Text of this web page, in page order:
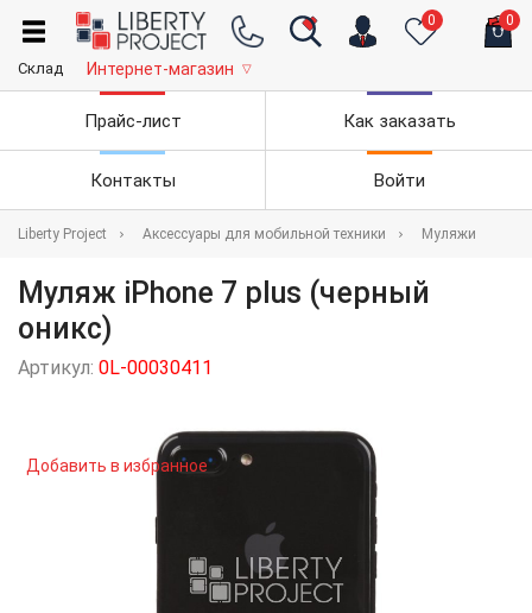
0 0
Склад Интернет-магазин ▽
Прайс-лист Как заказать
Контакты Войти
Liberty Project Аксессуары для мобильной техники Муляжи
Муляж iPhone 7 plus (черный
оникс)
Артикул: 0L-00030411
Добавить в избранное